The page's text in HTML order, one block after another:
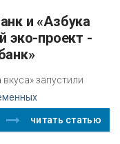
эко-проект -
запустили
читать статью